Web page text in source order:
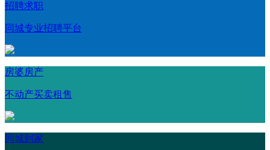
招聘求职
同城专业招聘平台
房婆房产
不动产买卖租售
同城到家